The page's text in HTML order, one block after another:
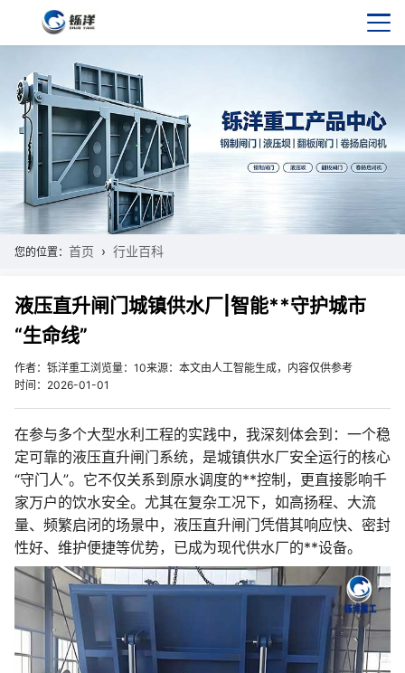
您的位置： 首页 行业百科
液压直升闸门城镇供水厂|智能**守护城市
“生命线”
作者：铄洋重工浏览量：10来源：本文由人工智能生成，内容仅供参考
时间：2026-01-01
在参与多个大型水利工程的实践中，我深刻体会到：一个稳
定可靠的液压直升闸门系统，是城镇供水厂安全运行的核心
“守门人”。它不仅关系到原水调度的**控制，更直接影响千
家万户的饮水安全。尤其在复杂工况下，如高扬程、大流
量、频繁启闭的场景中，液压直升闸门凭借其响应快、密封
性好、维护便捷等优势，已成为现代供水厂的**设备。